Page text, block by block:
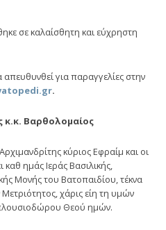
σε καλαίσθητη και εύχρηστη
για παραγγελίες στην
.
κ.κ. Βαρθολομαίος
κύριος Εφραίμ και οι
καθ ημάς Ιεράς Βασιλικής,
Μονής του Βατοπαιδίου, τέκνα
χάρις είη τη υμών
Θεού ημών.